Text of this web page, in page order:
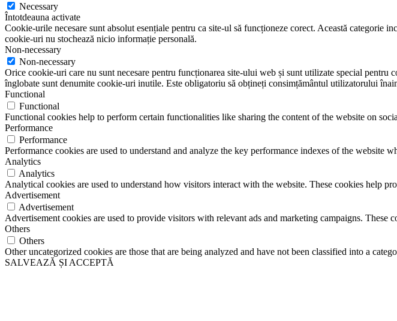
Necessary
Întotdeauna activate
Cookie-urile necesare sunt absolut esențiale pentru ca site-ul să funcționeze corect. Această
cookie-uri nu stochează nicio informație personală.
Non-necessary
Non-necessary
Orice cookie-uri care nu sunt necesare pentru funcționarea site-ului web și sunt utilizate special
înglobate sunt denumite cookie-uri inutile. Este obligatoriu să obțineți consimțământul utilizatorului
Functional
Functional
Functional cookies help to perform certain functionalities like sharing the content of the website on
Performance
Performance
Performance cookies are used to understand and analyze the key performance indexes of the website
Analytics
Analytics
Analytical cookies are used to understand how visitors interact with the website. These cookies help
Advertisement
Advertisement
Advertisement cookies are used to provide visitors with relevant ads and marketing campaigns.
Others
Others
Other uncategorized cookies are those that are being analyzed and have not been classified into a
SALVEAZĂ ȘI ACCEPTĂ